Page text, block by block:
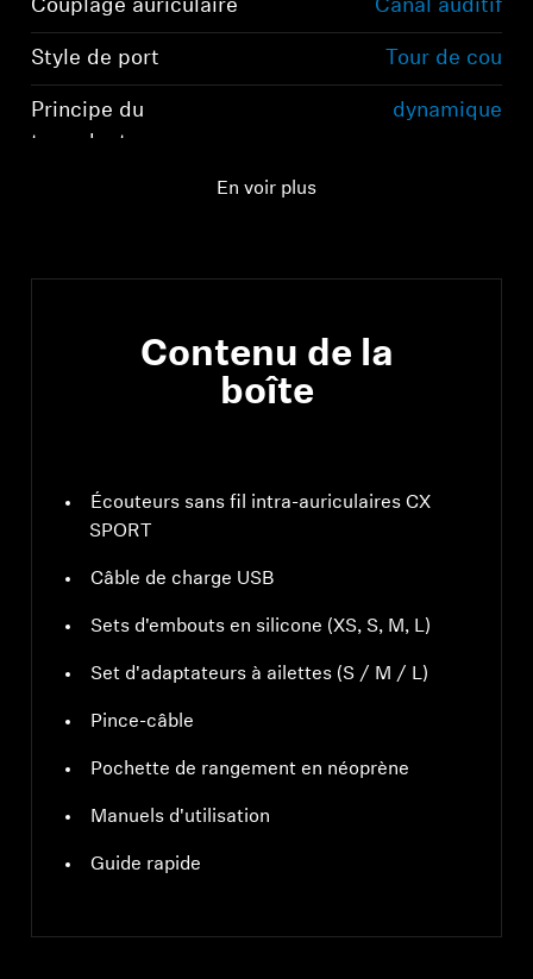
Couplage auriculaire Canal auditif
Style de port Tour de cou
Principe du
transducteur
dynamique
En voir plus
Contenu de la
boîte
Écouteurs sans fil intra-auriculaires CX
SPORT
Câble de charge USB
Sets d'embouts en silicone (XS, S, M, L)
Set d'adaptateurs à ailettes (S / M / L)
Pince-câble
Pochette de rangement en néoprène
Manuels d'utilisation
Guide rapide
Connexion requise
Connectez-vous à votre compte pour ajouter
Se connecter